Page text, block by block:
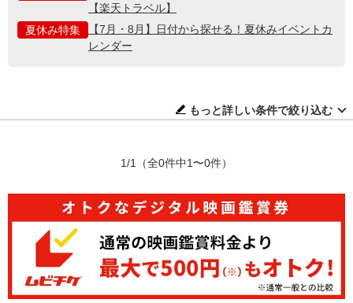
【楽天トラベル】
夏休み特集
【7月・8月】日付から探せる！夏休みイベントカ
レンダー
もっと詳しい条件で絞り込む
1/1 （全0件中1〜0件）